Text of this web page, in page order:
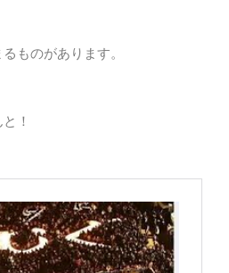
ものがあります。
！